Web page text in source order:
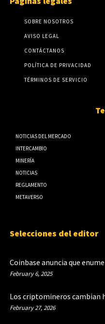
SOBRE NOSOTROS
AVISO LEGAL
CONTÁCTANOS
POLÍTICA DE PRIVACIDAD
TÉRMINOS DE SERVICIO
NOTICIAS DEL MERCADO
INTERCAMBIO
MINERÍA
NOTICIAS
REGLAMENTO
METAVERSO
Selecciones del editor
Coinbase anuncia que
February 6, 2025
Los criptomineros cambian
February 27, 2026